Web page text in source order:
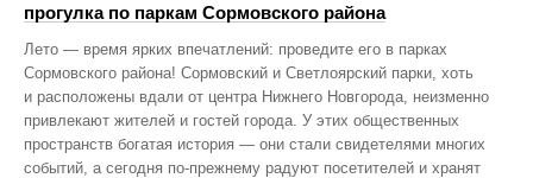
прогулка по паркам Сормовского района
Лето — время ярких впечатлений: проведите его в парках
Сормовского района! Сормовский и Светлоярский парки, хоть
и расположены вдали от центра Нижнего Новгорода, неизменно
привлекают жителей и гостей города. У этих общественных
пространств богатая история — они стали свидетелями многих
событий, а сегодня по‑прежнему радуют посетителей и хранят